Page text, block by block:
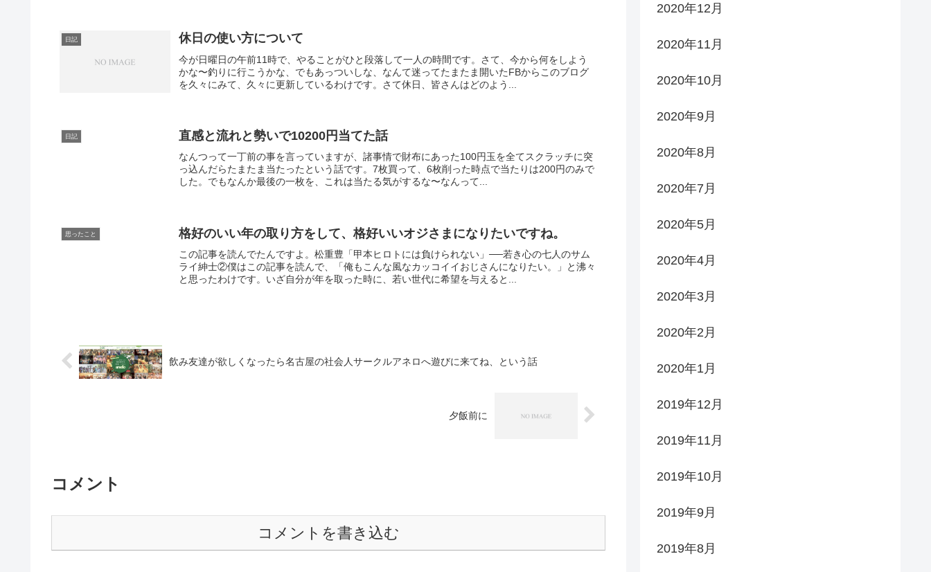
日記 休日の使い方について
今が日曜日の午前11時で、やることがひと段落して一人の時間です。さて、今から何をしよう
かな〜釣りに行こうかな、でもあっついしな、なんて迷ってたまたま開いたFBからこのブログ
を久々にみて、久々に更新しているわけです。さて休日、皆さんはどのよう...
日記 直感と流れと勢いで10200円当てた話
なんつって一丁前の事を言っていますが、諸事情で財布にあった100円玉を全てスクラッチに突
っ込んだらたまたま当たったという話です。7枚買って、6枚削った時点で当たりは200円のみで
した。でもなんか最後の一枚を、これは当たる気がするな〜なんって...
思ったこと 格好のいい年の取り方をして、格好いいオジさまになりたいですね。
この記事を読んでたんですよ。松重豊「甲本ヒロトには負けられない」──若き心の七人のサム
ライ紳士②僕はこの記事を読んで、「俺もこんな風なカッコイイおじさんになりたい。」と沸々
と思ったわけです。いざ自分が年を取った時に、若い世代に希望を与えると...
飲み友達が欲しくなったら名古屋の社会人サークルアネロへ遊びに来てね、という話
夕飯前に
コメント
コメントを書き込む
2020年12月
2020年11月
2020年10月
2020年9月
2020年8月
2020年7月
2020年5月
2020年4月
2020年3月
2020年2月
2020年1月
2019年12月
2019年11月
2019年10月
2019年9月
2019年8月